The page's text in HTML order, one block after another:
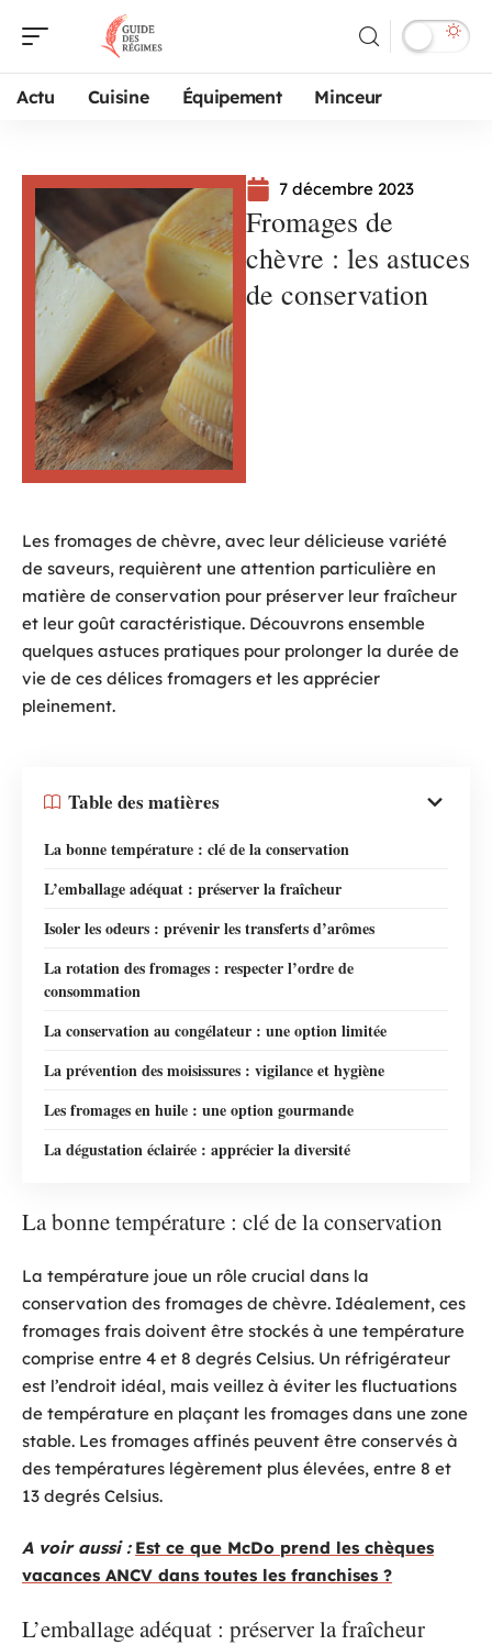
Actu Cuisine Équipement Minceur
7 décembre 2023
Fromages de
chèvre : les astuces
de conservation
Les fromages de chèvre, avec leur délicieuse variété
de saveurs, requièrent une attention particulière en
matière de conservation pour préserver leur fraîcheur
et leur goût caractéristique. Découvrons ensemble
quelques astuces pratiques pour prolonger la durée de
vie de ces délices fromagers et les apprécier
pleinement.
Table des matières
La bonne température : clé de la conservation
L’emballage adéquat : préserver la fraîcheur
Isoler les odeurs : prévenir les transferts d’arômes
La rotation des fromages : respecter l’ordre de
consommation
La conservation au congélateur : une option limitée
La prévention des moisissures : vigilance et hygiène
Les fromages en huile : une option gourmande
La dégustation éclairée : apprécier la diversité
La bonne température : clé de la conservation
La température joue un rôle crucial dans la
conservation des fromages de chèvre. Idéalement, ces
fromages frais doivent être stockés à une température
comprise entre 4 et 8 degrés Celsius. Un réfrigérateur
est l’endroit idéal, mais veillez à éviter les fluctuations
de température en plaçant les fromages dans une zone
stable. Les fromages affinés peuvent être conservés à
des températures légèrement plus élevées, entre 8 et
13 degrés Celsius.
A voir aussi : Est ce que McDo prend les chèques
vacances ANCV dans toutes les franchises ?
L’emballage adéquat : préserver la fraîcheur